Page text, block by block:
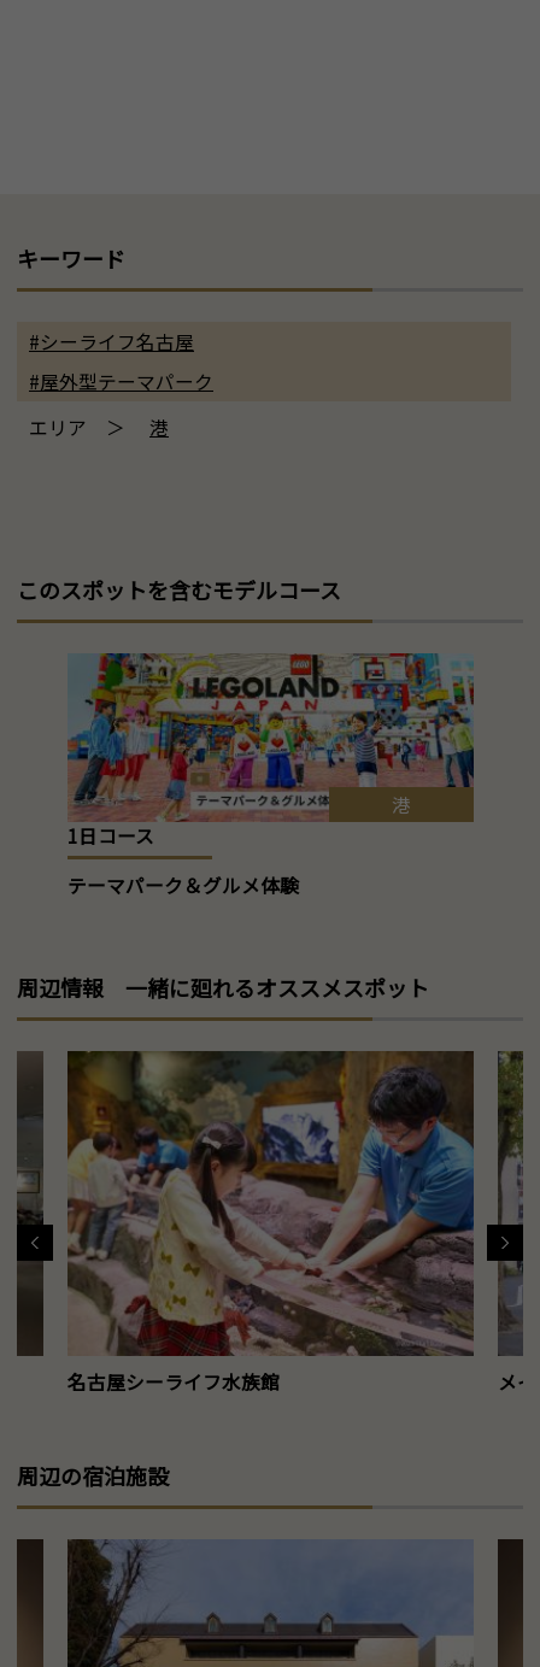
キーワード
#シーライフ名古屋
#屋外型テーマパーク
エリア ＞ 港
このスポットを含むモデルコース
港
1日コース
テーマパーク＆グルメ体験
周辺情報 一緒に廻れるオススメスポット
名古屋シーライフ水族館 メ
周辺の宿泊施設